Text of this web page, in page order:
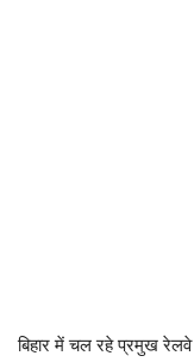
बिहार में चल रहे प्रमुख